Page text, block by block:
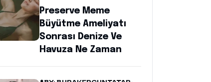
Preserve Meme
Büyütme Ameliyatı
Sonrası Denize Ve
Havuza Ne Zaman